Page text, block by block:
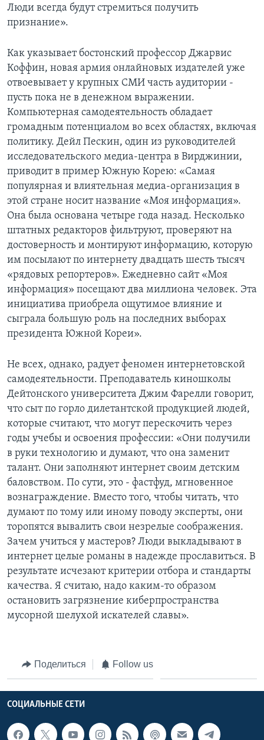
Люди всегда будут стремиться получить
признание».
Как указывает бостонский профессор Джарвис
Коффин, новая армия онлайновых издателей уже
отвоевывает у крупных СМИ часть аудитории -
пусть пока не в денежном выражении.
Компьютерная самодеятельность обладает
громадным потенциалом во всех областях, включая
политику. Дейл Пескин, один из руководителей
исследовательского медиа-центра в Вирджинии,
приводит в пример Южную Корею: «Самая
популярная и влиятельная медиа-организация в
этой стране носит название «Моя информация».
Она была основана четыре года назад. Несколько
штатных редакторов фильтруют, проверяют на
достоверность и монтируют информацию, которую
им посылают по интернету двадцать шесть тысяч
«рядовых репортеров». Ежедневно сайт «Моя
информация» посещают два миллиона человек. Эта
инициатива приобрела ощутимое влияние и
сыграла большую роль на последних выборах
президента Южной Кореи».
Не всех, однако, радует феномен интернетовской
самодеятельности. Преподаватель киношколы
Дейтонского университета Джим Фарелли говорит,
что сыт по горло дилетантской продукцией людей,
которые считают, что могут перескочить через
годы учебы и освоения профессии: «Они получили
в руки технологию и думают, что она заменит
талант. Они заполняют интернет своим детским
баловством. По сути, это - фастфуд, мгновенное
вознаграждение. Вместо того, чтобы читать, что
думают по тому или иному поводу эксперты, они
торопятся вывалить свои незрелые соображения.
Зачем учиться у мастеров? Люди выкладывают в
интернет целые романы в надежде прославиться. В
результате исчезают критерии отбора и стандарты
качества. Я считаю, надо каким-то образом
остановить загрязнение киберпространства
мусорной шелухой искателей славы».
Поделиться Follow us
СОЦИАЛЬНЫЕ СЕТИ